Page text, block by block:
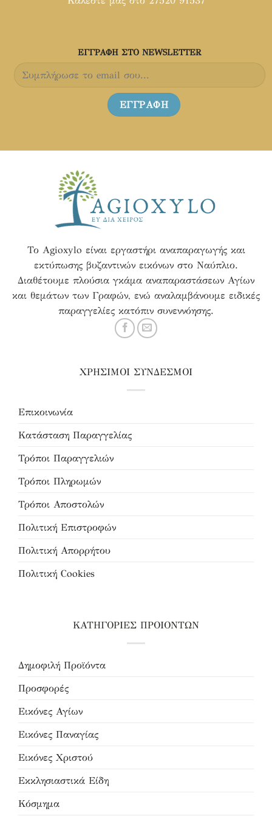
προϊόντος
ΕΓΓΡΑΦH ΣΤΟ NEWSLETTER
Το Agioxylo είναι εργαστήρι αναπαραγωγής και
εκτύπωσης βυζαντινών εικόνων στο Ναύπλιο.
Διαθέτουμε πλούσια γκάμα αναπαραστάσεων Αγίων
και θεμάτων των Γραφών, ενώ αναλαμβάνουμε ειδικές
παραγγελίες κατόπιν συνεννόησης.
ΧΡΗΣΙΜΟΙ ΣΥΝΔΕΣΜΟΙ
Επικοινωνία
Κατάσταση Παραγγελίας
Τρόποι Παραγγελιών
Τρόποι Πληρωμών
Τρόποι Αποστολών
Πολιτική Επιστροφών
Πολιτική Απορρήτου
Πολιτική Cookies
ΚΑΤΗΓΟΡΙΕΣ ΠΡΟΙΟΝΤΩΝ
Δημοφιλή Προϊόντα
Προσφορές
Εικόνες Αγίων
Εικόνες Παναγίας
Εικόνες Χριστού
Εκκλησιαστικά Είδη
Κόσμημα